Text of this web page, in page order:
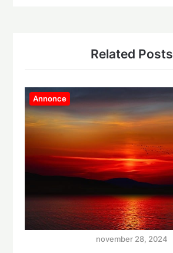
Related Posts
Annonce
november 28, 2024